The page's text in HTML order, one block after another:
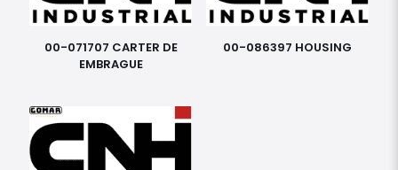
00-071707 CARTER DE
EMBRAGUE
00-086397 HOUSING